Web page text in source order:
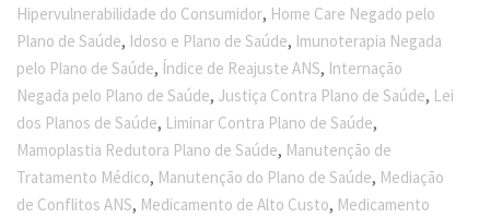
Hipervulnerabilidade do Consumidor, Home Care Negado pelo
Plano de Saúde, Idoso e Plano de Saúde, Imunoterapia Negada
pelo Plano de Saúde, Índice de Reajuste ANS, Internação
Negada pelo Plano de Saúde, Justiça Contra Plano de Saúde, Lei
dos Planos de Saúde, Liminar Contra Plano de Saúde,
Mamoplastia Redutora Plano de Saúde, Manutenção de
Tratamento Médico, Manutenção do Plano de Saúde, Mediação
de Conflitos ANS, Medicamento de Alto Custo, Medicamento